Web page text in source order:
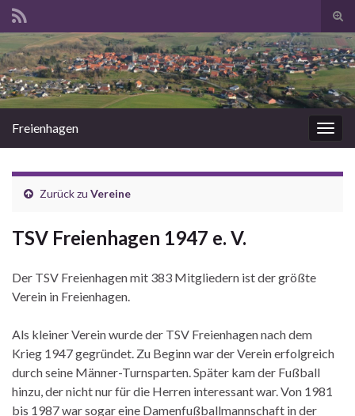
Search for:
Freienhagen
Zurück zu Vereine
TSV Freienhagen 1947 e. V.
Der TSV Freienhagen mit 383 Mitgliedern ist der größte
Verein in Freienhagen.
Als kleiner Verein wurde der TSV Freienhagen nach dem
Krieg 1947 gegründet. Zu Beginn war der Verein erfolgreich
durch seine Männer-Turnsparten. Später kam der Fußball
hinzu, der nicht nur für die Herren interessant war. Von 1981
bis 1987 war sogar eine Damenfußballmannschaft in der